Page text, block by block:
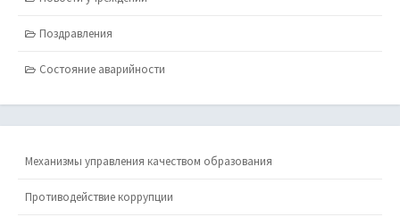
Поздравления
Состояние аварийности
Механизмы управления качеством образования
Противодействие коррупции